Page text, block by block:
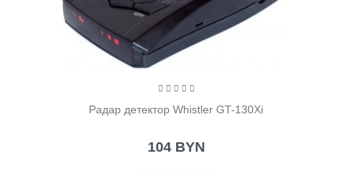
Радар детектор Whistler GT-130Xi
104 BYN